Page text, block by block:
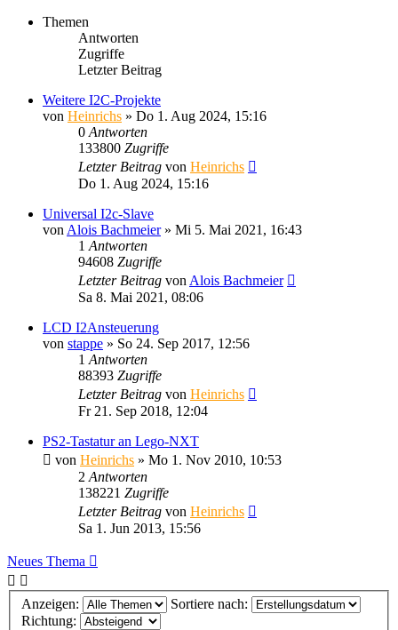
Themen
Antworten
Zugriffe
Letzter Beitrag
Weitere I2C-Projekte
von Heinrichs » Do 1. Aug 2024, 15:16
0 Antworten
133800 Zugriffe
Letzter Beitrag von Heinrichs
Do 1. Aug 2024, 15:16
Universal I2c-Slave
von Alois Bachmeier» Mi 5. Mai 2021, 16:43
1 Antworten
94608 Zugriffe
Letzter Beitrag von Alois Bachmeier
Sa 8. Mai 2021, 08:06
LCD I2Ansteuerung
von stappe » So 24. Sep 2017, 12:56
1 Antworten
88393 Zugriffe
Letzter Beitrag von Heinrichs
Fr 21. Sep 2018, 12:04
PS2-Tastatur an Lego-NXT
von Heinrichs » Mo 1. Nov 2010, 10:53
2 Antworten
138221 Zugriffe
Letzter Beitrag von Heinrichs
Sa 1. Jun 2013, 15:56
Neues Thema
Anzeigen:
Sortiere nach:
Richtung: